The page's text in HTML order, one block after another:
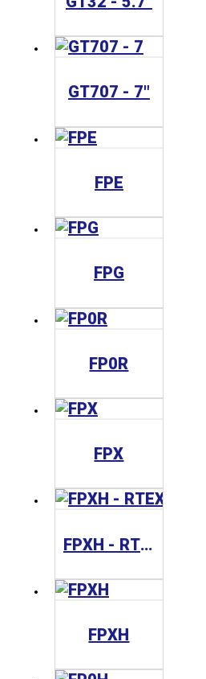
GT707 - 7"
FPE
FPG
FP0R
FPX
FPXH - RTEX
FPXH